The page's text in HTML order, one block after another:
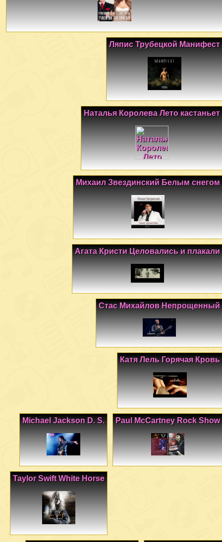
Ляпис Трубецкой Манифест
Наталья Королева Лето кастаньет
Михаил Звездинский Белым снегом
Агата Кристи Целовались и плакали
Стас Михайлов Непрощенный
Катя Лель Горячая Кровь
Paul McCartney Rock Show
Michael Jackson D. S.
Taylor Swift White Horse